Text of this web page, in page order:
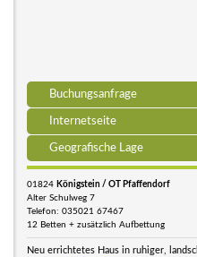
Buchungsanfrage
Internetseite
Geografische Lage
01824 Königstein / OT Pfaffendorf
Alter Schulweg 7
Telefon: 035021 67467
12 Betten + zusätzlich Aufbettung
Neu errichtetes Haus in ruhiger,